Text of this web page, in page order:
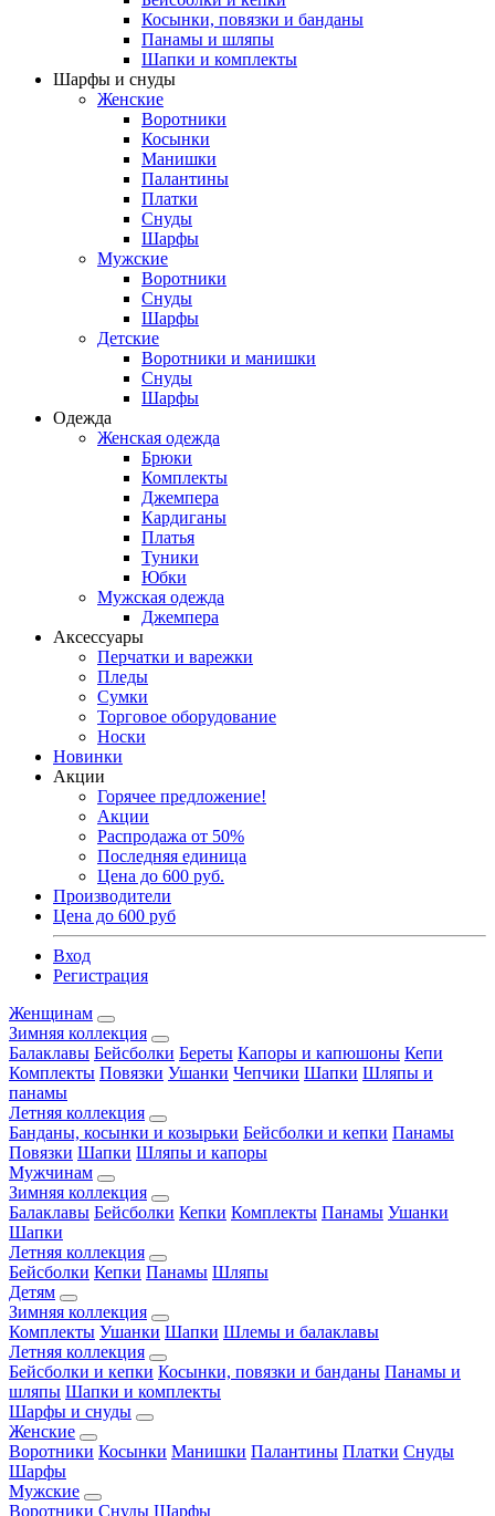
Косынки, повязки и банданы
Панамы и шляпы
Шапки и комплекты
Шарфы и снуды
Женские
Воротники
Косынки
Манишки
Палантины
Платки
Снуды
Шарфы
Мужские
Воротники
Снуды
Шарфы
Детские
Воротники и манишки
Снуды
Шарфы
Одежда
Женская одежда
Брюки
Комплекты
Джемпера
Кардиганы
Платья
Туники
Юбки
Мужская одежда
Джемпера
Аксессуары
Перчатки и варежки
Пледы
Сумки
Торговое оборудование
Носки
Новинки
Акции
Горячее предложение!
Акции
Распродажа от 50%
Последняя единица
Цена до 600 руб.
Производители
Цена до 600 руб
Вход
Регистрация
Женщинам
Зимняя коллекция
Балаклавы Бейсболки Береты Капоры и капюшоны Кепи
Комплекты Повязки Ушанки Чепчики Шапки Шляпы и
панамы
Летняя коллекция
Банданы, косынки и козырьки Бейсболки и кепки Панамы
Повязки Шапки Шляпы и капоры
Мужчинам
Зимняя коллекция
Балаклавы Бейсболки Кепки Комплекты Панамы Ушанки
Шапки
Летняя коллекция
Бейсболки Кепки Панамы Шляпы
Детям
Зимняя коллекция
Комплекты Ушанки Шапки Шлемы и балаклавы
Летняя коллекция
Бейсболки и кепки Косынки, повязки и банданы Панамы и
шляпы Шапки и комплекты
Шарфы и снуды
Женские
Воротники Косынки Манишки Палантины Платки Снуды
Шарфы
Мужские
Воротники Снуды Шарфы